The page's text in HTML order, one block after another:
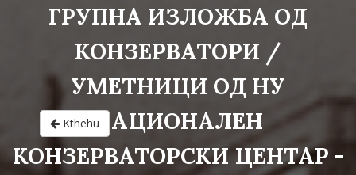
Kthehu
ГРУПНА ИЗЛОЖБА ОД
КОНЗЕРВАТОРИ /
УМЕТНИЦИ ОД НУ
НАЦИОНАЛЕН
КОНЗЕРВАТОРСКИ ЦЕНТАР -